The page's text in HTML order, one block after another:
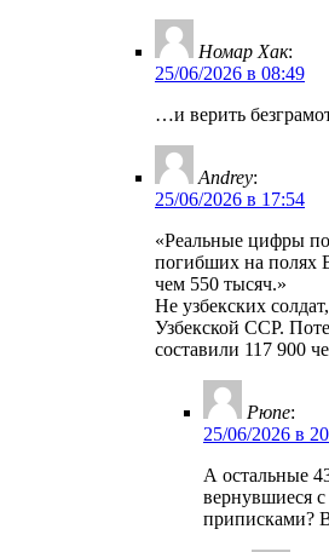
Номар Хак:
25/06/2026 в 08:49
…и верить
Andrey:
25/06/2026 в 17:54
«Реальные цифры
погибших на полях
чем 550 тысяч.»
Не узбекских
Узбекской ССР.
составили 117 900
Рюпе:
25/06/2026 в
А остальные
вернувшиеся
приписками?